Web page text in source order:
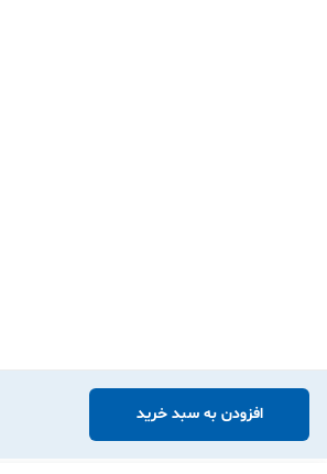
افزودن به سبد خرید